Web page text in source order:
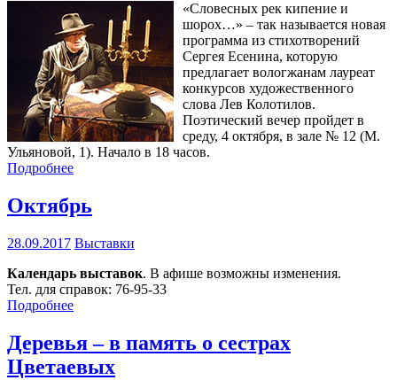
«Словесных рек кипение и
шорох…» – так называется новая
программа из стихотворений
Сергея Есенина, которую
предлагает вологжанам лауреат
конкурсов художественного
слова Лев Колотилов.
Поэтический вечер пройдет в
среду, 4 октября, в зале № 12 (М.
Ульяновой, 1). Начало в 18 часов.
Подробнее
Октябрь
28.09.2017 Выставки
Календарь выставок. В афише возможны изменения.
Тел. для справок: 76-95-33
Подробнее
Деревья – в память о сестрах
Цветаевых